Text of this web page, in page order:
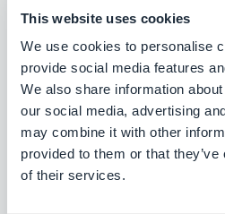
This website uses cookies
We use cookies to personalise
provide social media features
We also share information
our social media, advertising
may combine it with other
provided to them or that
of their services.
dankzij de mogelijkheden
gespecialiseerde
Ontdek enkele apps voor
tijdschriften die met
laat u inspireren om het
toekomst te maken!